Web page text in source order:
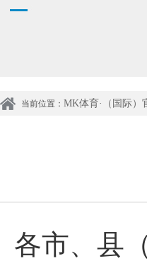
当前位置： MK体育·（国际）
各市、县